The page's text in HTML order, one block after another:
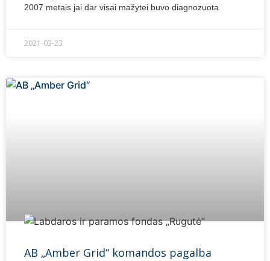
2007 metais jai dar visai mažytei buvo diagnozuota
2021-03-23
AB „Amber Grid“ komandos pagalba